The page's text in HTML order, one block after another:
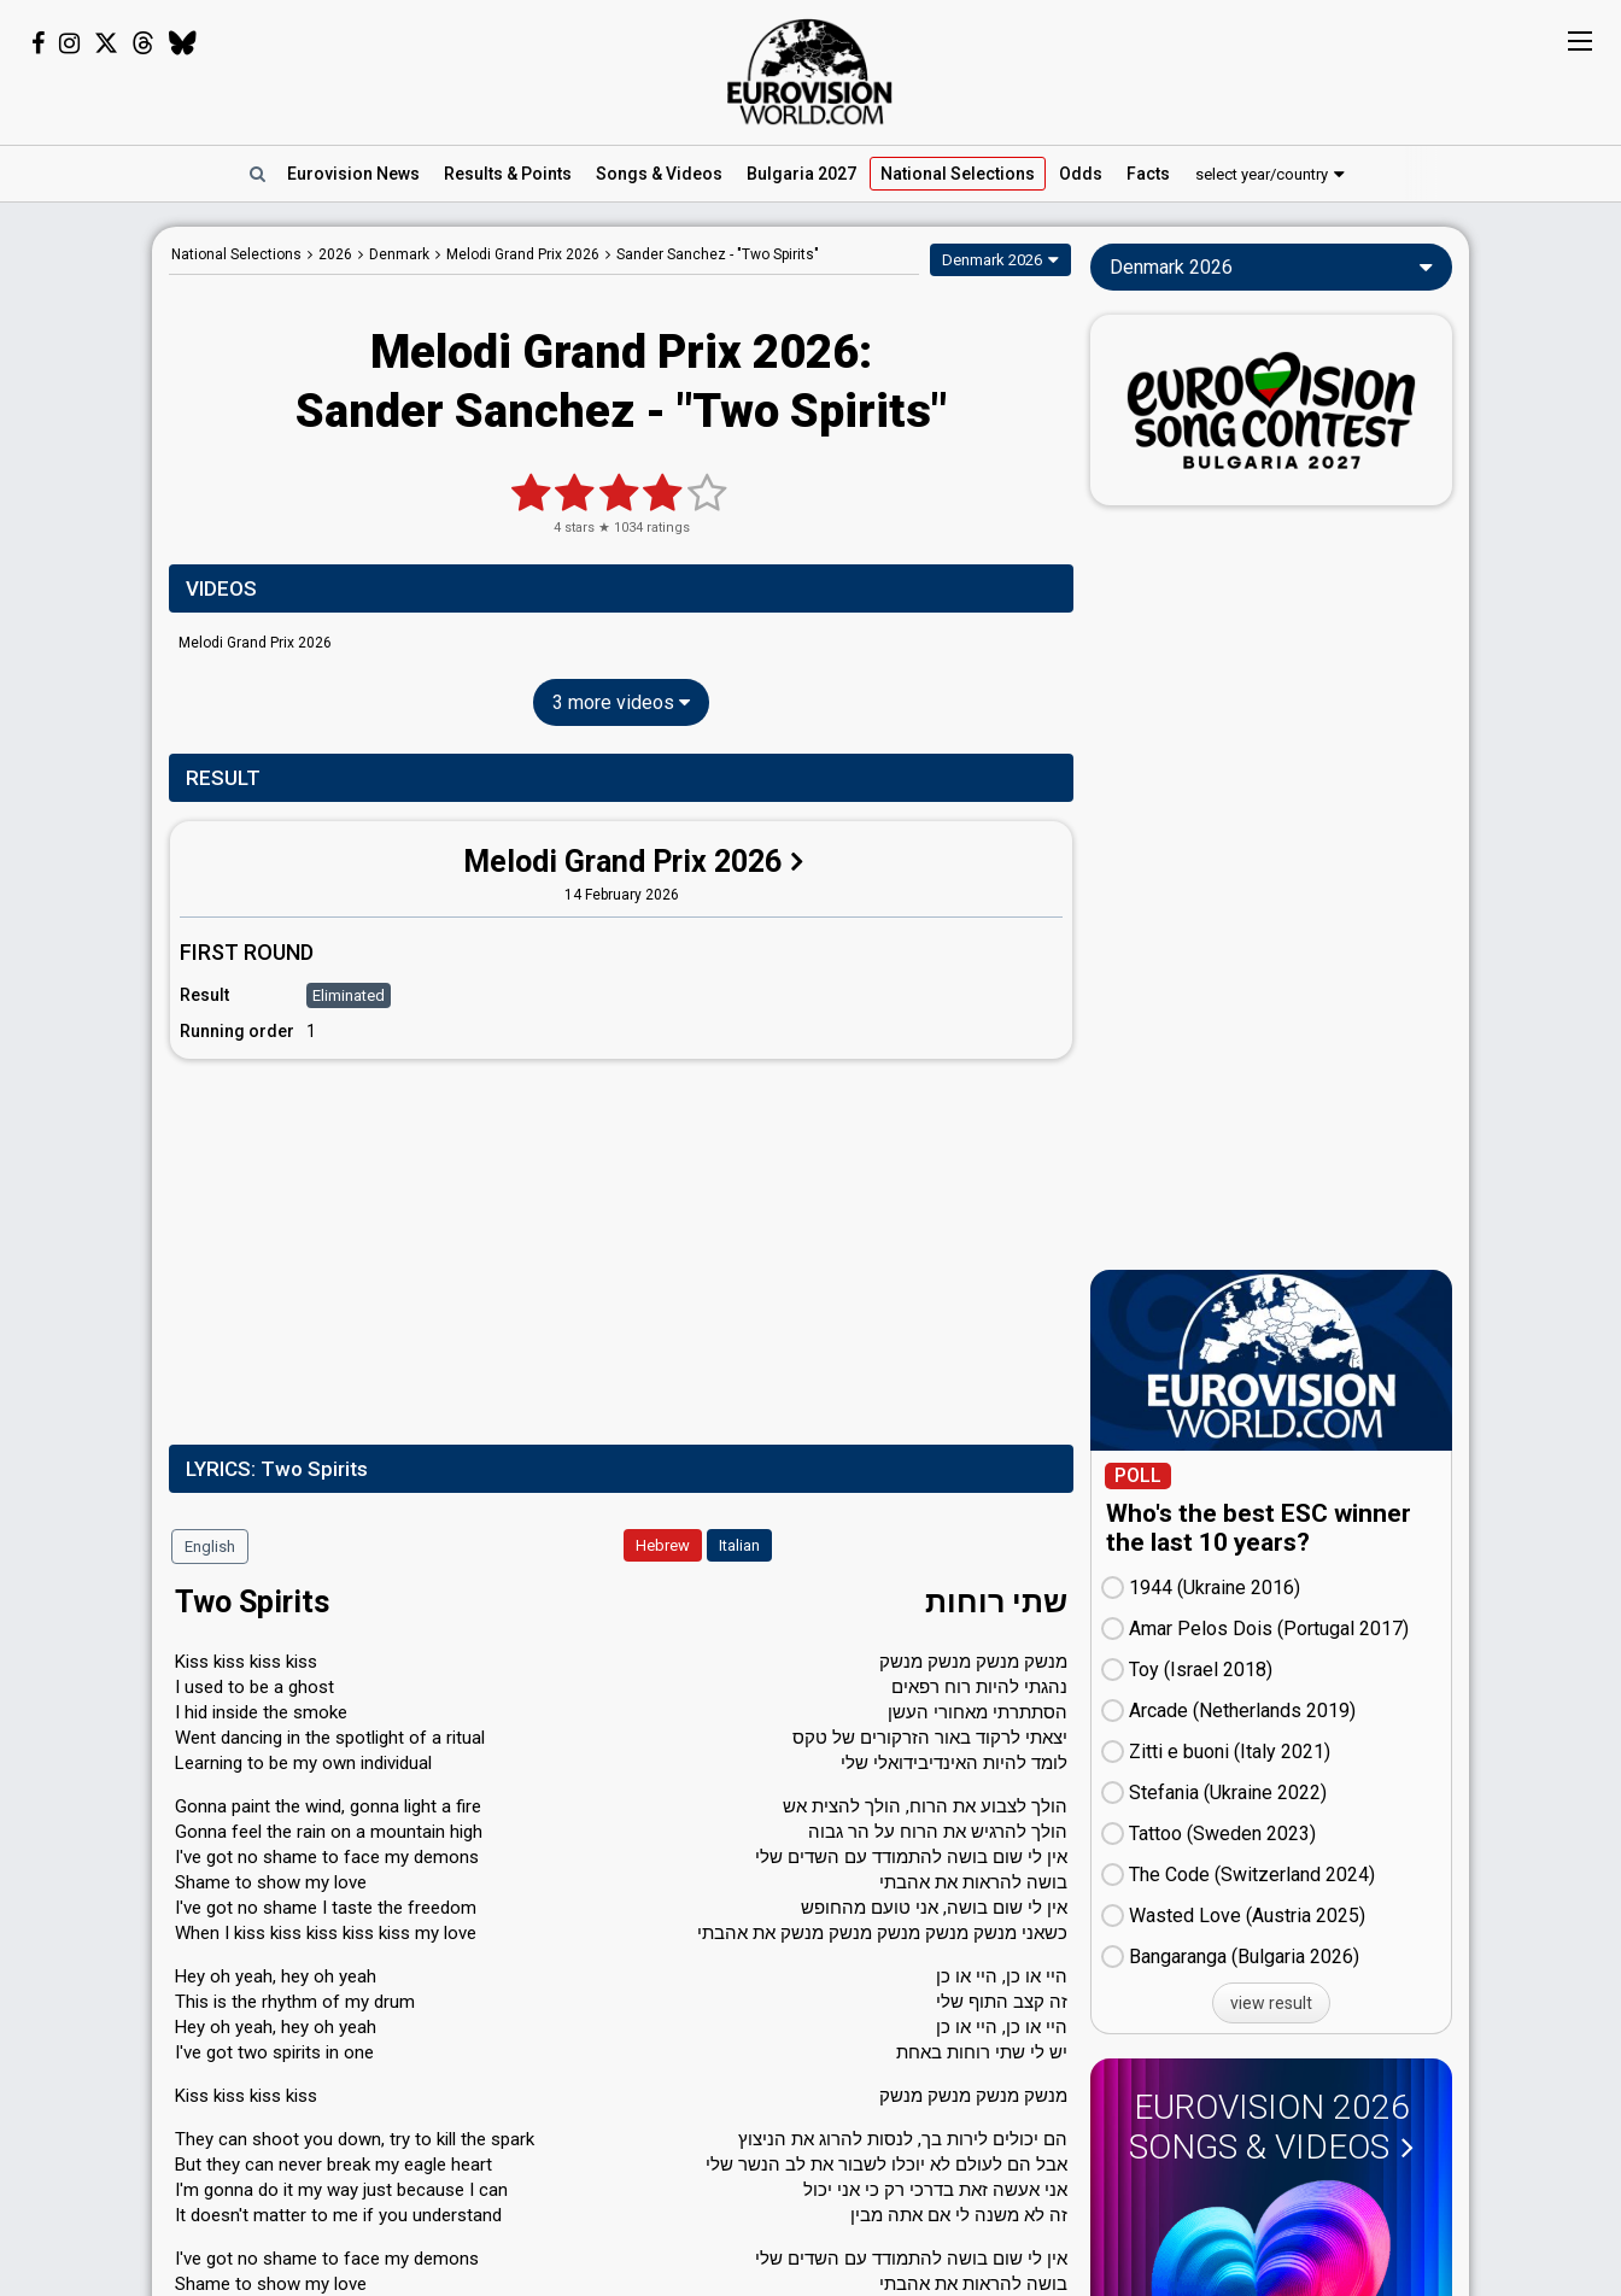
Eurovision News Results & Points Songs & Videos Bulgaria 2027 National Selections Odds Facts select year/country
National Selections 2026 Denmark Melodi Grand Prix 2026 Sander Sanchez - "Two Spirits" Denmark 2026
Melodi Grand Prix 2026:
Sander Sanchez - "Two Spirits"
4stars ★ 1034ratings
VIDEOS
Melodi Grand Prix 2026
3 more videos
RESULT
Melodi Grand Prix 2026
14 February 2026
FIRST ROUND
Result Eliminated
Running order 1
LYRICS: Two Spirits
English Hebrew Italian
Two Spirits
Kiss kiss kiss kiss
I used to be a ghost
I hid inside the smoke
Went dancing in the spotlight of a ritual
Learning to be my own individual
Gonna paint the wind, gonna light a fire
Gonna feel the rain on a mountain high
I've got no shame to face my demons
Shame to show my love
I've got no shame I taste the freedom
When I kiss kiss kiss kiss kiss my love
Hey oh yeah, hey oh yeah
This is the rhythm of my drum
Hey oh yeah, hey oh yeah
I've got two spirits in one
Kiss kiss kiss kiss
They can shoot you down, try to kill the spark
But they can never break my eagle heart
I'm gonna do it my way just because I can
It doesn't matter to me if you understand
I've got no shame to face my demons
Shame to show my love
שתי רוחות
מנשק מנשק מנשק מנשק
נהגתי להיות רוח רפאים
הסתתרתי מאחורי העשן
יצאתי לרקוד באור הזרקורים של טקס
לומד להיות האינדיבידואלי שלי
הולך לצבוע את הרוח, הולך להצית אש
הולך להרגיש את הרוח על הר גבוה
אין לי שום בושה להתמודד עם השדים שלי
בושה להראות את אהבתי
אין לי שום בושה, אני טועם מהחופש
כשאני מנשק מנשק מנשק מנשק מנשק את אהבתי
היי או כן, היי או כן
זה קצב התוף שלי
היי או כן, היי או כן
יש לי שתי רוחות באחת
מנשק מנשק מנשק מנשק
הם יכולים לירות בך, לנסות להרוג את הניצוץ
אבל הם לעולם לא יוכלו לשבור את לב הנשר שלי
אני אעשה זאת בדרכי רק כי אני יכול
זה לא משנה לי אם אתה מבין
אין לי שום בושה להתמודד עם השדים שלי
בושה להראות את אהבתי
Denmark 2026
POLL
Who's the best ESC winner
the last 10 years?
1944 (Ukraine
16)
Amar Pelos Dois (Portugal
17)
Toy (Israel
18)
Arcade (Netherlands
19)
Zitti e buoni​ (Italy
21)
Stefania (Ukraine
22)
Tattoo (Sweden
23)
The Code (Switzerland
24)
Wasted Love (Austria
25)
Bangaranga (Bulgaria
26)
view result
EUROVISION 2026
SONGS & VIDEOS